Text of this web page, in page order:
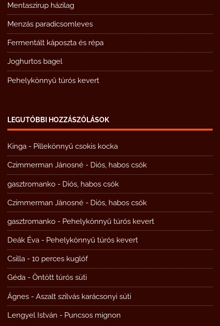
Mentaszirup házilag
Menzás paradicsomleves
Fermentált káposzta és répa
Joghurtos bagel
Pehelykönnyű túrós kevert
LEGUTÓBBI HOZZÁSZÓLÁSOK
Kinga - Pillekönnyű csokis kocka
Czimmerman Jánosné - Diós, habos csók
gasztromanko - Diós, habos csók
Czimmerman Jánosné - Diós, habos csók
gasztromanko - Pehelykönnyű túrós kevert
Deák Éva - Pehelykönnyű túrós kevert
Csilla - 10 perces kuglóf
Géda - Öntött túrós süti
Ágnes - Aszalt szilvás karácsonyi süti
Lengyel István - Puncsos mignon